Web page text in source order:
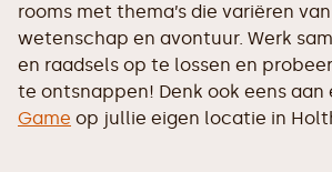
rooms met thema’s die variëren
wetenschap en avontuur. Werk
en raadsels op te lossen en
te ontsnappen! Denk ook eens aan
Game op jullie eigen locatie in